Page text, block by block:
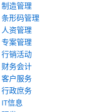
制造管理
条形码管理
人资管理
专案管理
行销活动
财务会计
客户服务
行政庶务
IT信息